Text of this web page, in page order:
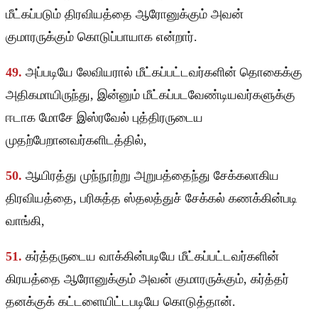
மீட்கப்படும் திரவியத்தை ஆரோனுக்கும் அவன்
குமாரருக்கும் கொடுப்பாயாக என்றார்.
49. அப்படியே லேவியரால் மீட்கப்பட்டவர்களின் தொகைக்கு
அதிகமாயிருந்து, இன்னும் மீட்கப்படவேண்டியவர்களுக்கு
ஈடாக மோசே இஸ்ரவேல் புத்திரருடைய
முதற்பேறானவர்களிடத்தில்,
50. ஆயிரத்து முந்நூற்று அறுபத்தைந்து சேக்கலாகிய
திரவியத்தை, பரிசுத்த ஸ்தலத்துச் சேக்கல் கணக்கின்படி
வாங்கி,
51. கர்த்தருடைய வாக்கின்படியே மீட்கப்பட்டவர்களின்
கிரயத்தை ஆரோனுக்கும் அவன் குமாரருக்கும், கர்த்தர்
தனக்குக் கட்டளையிட்டபடியே கொடுத்தான்.